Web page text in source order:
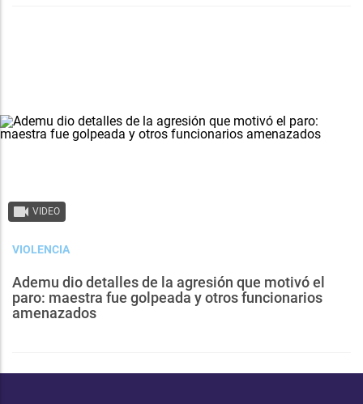
VIDEO
VIOLENCIA
Ademu dio detalles de la agresión que motivó el
paro: maestra fue golpeada y otros funcionarios
amenazados